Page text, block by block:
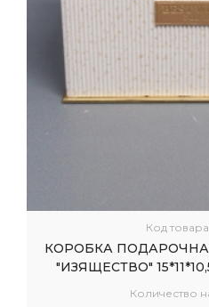
Код товара
КОРОБКА
"ИЗЯЩЕСТВО"
Количество